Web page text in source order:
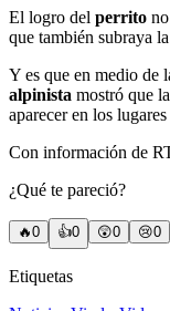
El logro del perrito
que también subraya
Y es que en medio de
alpinista mostró que
aparecer en los
Con información de
¿Qué te pareció?
🔥0 👍0 😲0 😢0
Etiquetas